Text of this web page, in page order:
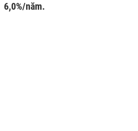
6,0%/năm.